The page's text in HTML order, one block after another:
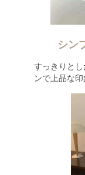
シン
すっきりと
ンで上品な